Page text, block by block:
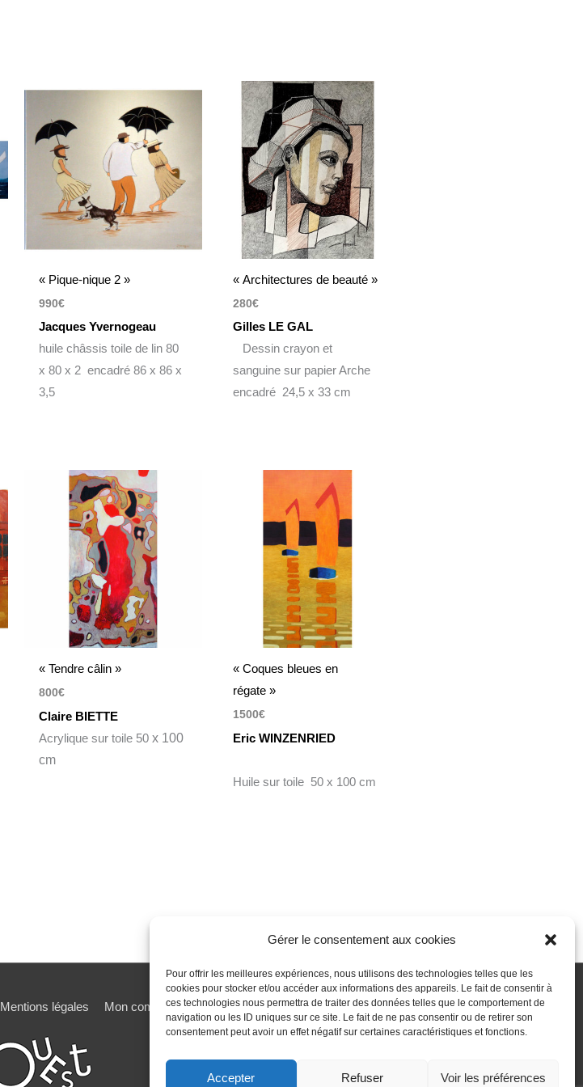
Gérer le consentement aux cookies
Pour offrir les meilleures expériences, nous utilisons des technologies telles que les
cookies pour stocker et/ou accéder aux informations des appareils. Le fait de consentir à
ces technologies nous permettra de traiter des données telles que le comportement de
navigation ou les ID uniques sur ce site. Le fait de ne pas consentir ou de retirer son
consentement peut avoir un effet négatif sur certaines caractéristiques et fonctions.
Accepter Refuser Voir les préférences
« Pique-nique 2 »
990€
Jacques Yvernogeau
huile châssis toile de lin 80
x 80 x 2 encadré 86 x 86 x
3,5
« Architectures de beauté »
280€
Gilles LE GAL
Dessin crayon et
sanguine sur papier Arche
encadré 24,5 x 33 cm
« Tendre câlin »
800€
Claire BIETTE
Acrylique sur toile 50x 100
cm
« Coques bleues en
régate »
1500€
Eric WINZENRIED
Huile sur toile 50 x 100 cm
Mentions légales Mon compte Mot de passe perdu Newsletter Politique de cookies (UE)